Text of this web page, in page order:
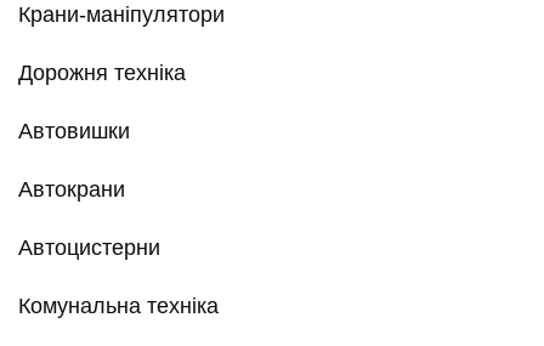
Крани-маніпулятори
Дорожня техніка
Автовишки
Автокрани
Автоцистерни
Комунальна техніка